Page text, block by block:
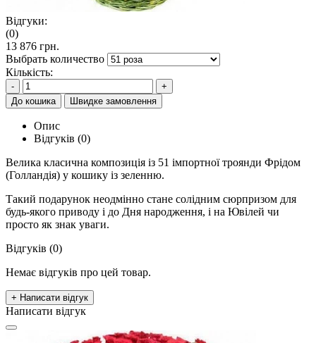
Відгуки:
(0)
13 876 грн.
Выбрать количество
Кількість:
-
+
До кошика
Швидке замовлення
Опис
Відгуків (0)
Велика класична композиція із 51 імпортної троянди Фрідом
(Голландія) у кошику із зеленню.
Такий подарунок неодмінно стане солідним сюрпризом для
будь-якого приводу і до Дня народження, і на Ювілей чи
просто як знак уваги.
Відгуків (0)
Немає відгуків про цей товар.
+ Написати відгук
Написати відгук